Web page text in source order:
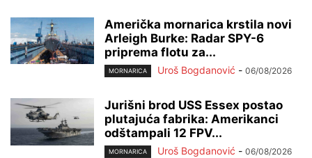
Američka mornarica krstila novi
Arleigh Burke: Radar SPY-6
priprema flotu za...
MORNARICA Uroš Bogdanović - 06/08/2026
Jurišni brod USS Essex postao
plutajuća fabrika: Amerikanci
odštampali 12 FPV...
MORNARICA Uroš Bogdanović - 06/08/2026